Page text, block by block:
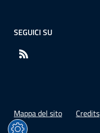
SEGUICI SU
Mappa del sito Credits